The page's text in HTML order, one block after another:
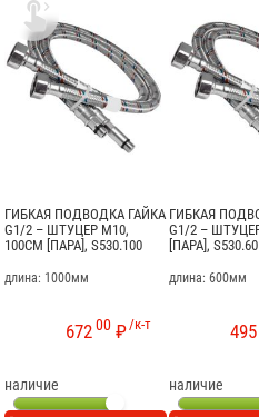
ГИБКАЯ ПОДВОДКА ГАЙКА
G1/2 – ШТУЦЕР М10,
100СМ [ПАРА], S530.100
длина: 1000мм
/к-т
67200 ₽
наличие
ГИБКАЯ
G1/2 –
[ПАРА], S530.60
длина: 600мм
495
наличие
